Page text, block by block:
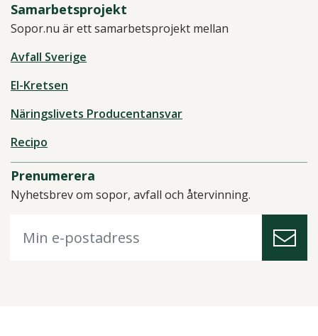
Samarbetsprojekt
Sopor.nu är ett samarbetsprojekt mellan
Avfall Sverige
El-Kretsen
Näringslivets Producentansvar
Recipo
Prenumerera
Nyhetsbrev om sopor, avfall och återvinning.